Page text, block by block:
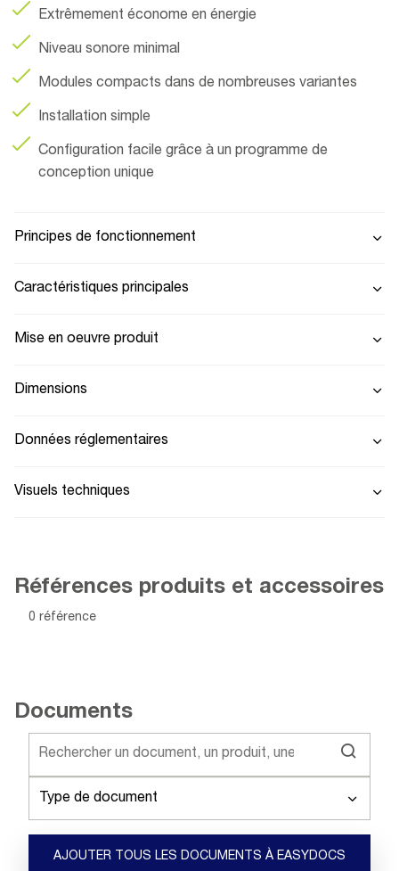
Extrêmement économe en énergie
Niveau sonore minimal
Modules compacts dans de nombreuses variantes
Installation simple
Configuration facile grâce à un programme de
conception unique
Principes de fonctionnement
Caractéristiques principales
Mise en oeuvre produit
Dimensions
Données réglementaires
Visuels techniques
Références produits et accessoires
0 référence
Documents
Type de document
AJOUTER TOUS LES DOCUMENTS À EASYDOCS